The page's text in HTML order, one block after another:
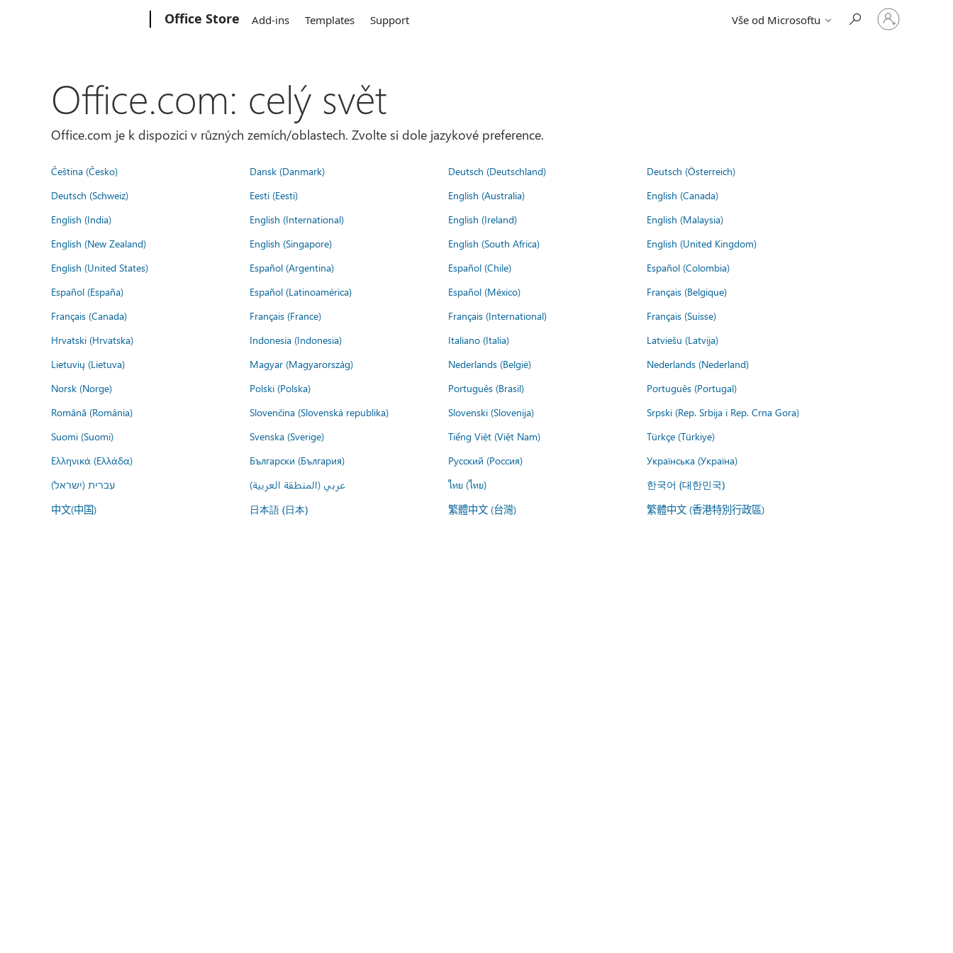
Office Store Add-ins Templates Support Vše od Microsoftu
Přihlaste
se
Office.com: celý svět
Office.com je k dispozici v různých zemích/oblastech. Zvolte si dole jazykové preference.
Čeština (Česko) Dansk (Danmark) Deutsch (Deutschland)
Deutsch (Österreich)
Deutsch (Schweiz)
Eesti (Eesti) English (Australia)
English (Canada)
English (India)
English (International) English (Ireland)
English (Malaysia)
English (New Zealand)
English (Singapore) English (South Africa)
English (United Kingdom)
English (United States)
Español (Argentina) Español (Chile)
Español (Colombia)
Español (España)
Español (Latinoamérica) Español (México)
Français (Belgique)
Français (Canada)
Français (France) Français (International)
Français (Suisse)
Hrvatski (Hrvatska)
Indonesia (Indonesia) Italiano (Italia)
Latviešu (Latvija)
Lietuvių (Lietuva)
Magyar (Magyarország) Nederlands (België)
Nederlands (Nederland)
Norsk (Norge)
Polski (Polska) Português (Brasil)
Português (Portugal)
Română (România)
Slovenčina (Slovenská republika) Slovenski (Slovenija)
Srpski (Rep. Srbija i Rep. Crna Gora)
Suomi (Suomi)
Svenska (Sverige) Tiếng Việt (Việt Nam)
Türkçe (Türkiye)
Ελληνικά (Ελλάδα)
Български (България) Русский (Россия)
Українська (Україна)
עברית (ישראל)
عربي (المنطقة العربية) ไทย (ไทย) 한국어 (대한민국)
中文(中国) 日本語 (日本) 繁體中文 (台灣) 繁體中文 (香港特別行政區)